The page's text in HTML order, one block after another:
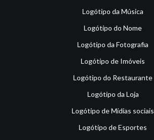
Logótipo da Música
Logótipo do Nome
Logótipo da Fotografia
Logótipo de Imóveis
Logótipo do Restaurante
Logótipo da Loja
Logótipo de Mídias sociais
Logótipo de Esportes